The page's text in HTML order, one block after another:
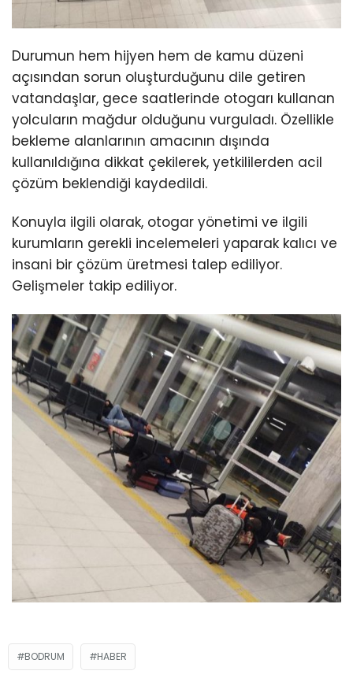
Durumun hem hijyen hem de kamu düzeni
açısından sorun oluşturduğunu dile getiren
vatandaşlar, gece saatlerinde otogarı kullanan
yolcuların mağdur olduğunu vurguladı. Özellikle
bekleme alanlarının amacının dışında
kullanıldığına dikkat çekilerek, yetkililerden acil
çözüm beklendiği kaydedildi.
Konuyla ilgili olarak, otogar yönetimi ve ilgili
kurumların gerekli incelemeleri yaparak kalıcı ve
insani bir çözüm üretmesi talep ediliyor.
Gelişmeler takip ediliyor.
BODRUM HABER